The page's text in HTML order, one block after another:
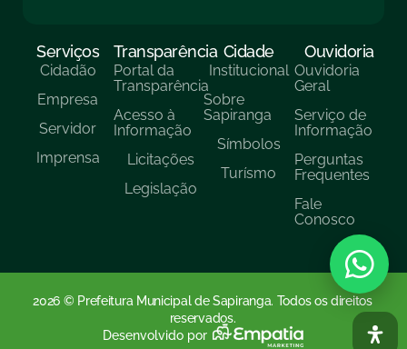
Serviços
Cidadão
Empresa
Servidor
Imprensa
Transparência
Portal da
Transparência
Acesso à
Informação
Licitações
Legislação
Cidade
Institucional
Sobre
Sapiranga
Símbolos
Turísmo
Ouvidoria
Ouvidoria
Geral
Serviço de
Informação
Perguntas
Frequentes
Fale
Conosco
2026 © Prefeitura Municipal de Sapiranga. Todos os direitos
reservados.
Desenvolvido por